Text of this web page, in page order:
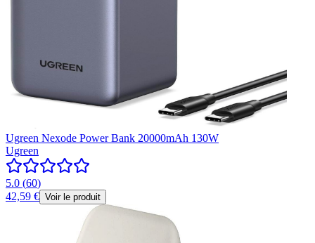
Ugreen Nexode Power Bank 20000mAh 130W
Ugreen
5.0 (60)
42,59 € Voir le produit